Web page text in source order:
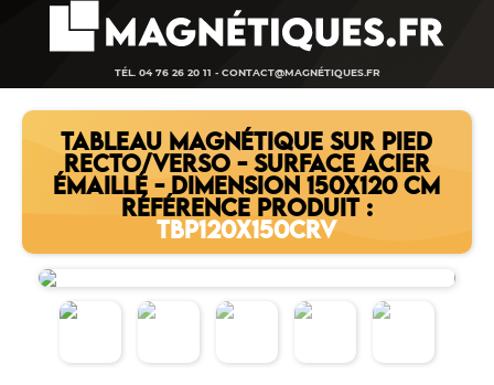
TÉL. 04 76 26 20 11 - CONTACT@MAGNÉTIQUES.FR
TABLEAU MAGNÉTIQUE SUR PIED
RECTO/VERSO - SURFACE ACIER
ÉMAILLÉ - DIMENSION 150X120 CM
RÉFÉRENCE PRODUIT :
TBP120X150CRV